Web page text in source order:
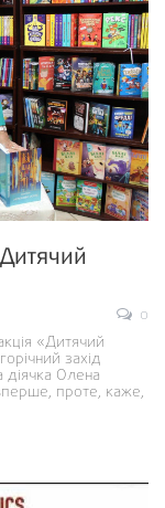
0
«Дитячий
захід
діячка Олена
проте, каже,